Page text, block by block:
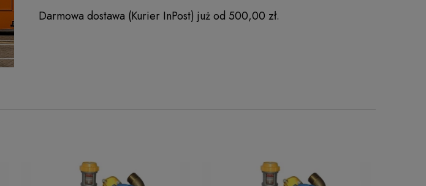
Darmowa dostawa (Kurier InPost) już od 500,00 zł.